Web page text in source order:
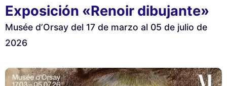
Exposición «Renoir dibujante»
Musée d’Orsay del 17 de marzo al 05 de julio de
2026